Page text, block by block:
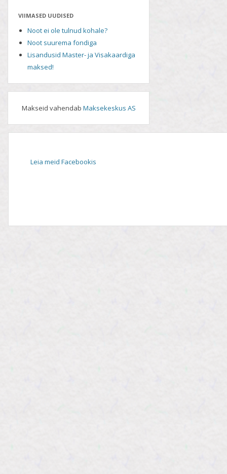
VIIMASED UUDISED
Noot ei ole tulnud kohale?
Noot suurema fondiga
Lisandusid Master- ja Visakaardiga
maksed!
Makseid vahendab Maksekeskus AS
Leia meid Facebookis